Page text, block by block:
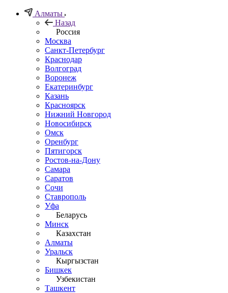
Алматы
Назад
Россия
Москва
Санкт-Петербург
Краснодар
Волгоград
Воронеж
Екатеринбург
Казань
Красноярск
Нижний Новгород
Новосибирск
Омск
Оренбург
Пятигорск
Ростов-на-Дону
Самара
Саратов
Сочи
Ставрополь
Уфа
Беларусь
Минск
Казахстан
Алматы
Уральск
Кыргызстан
Бишкек
Узбекистан
Ташкент